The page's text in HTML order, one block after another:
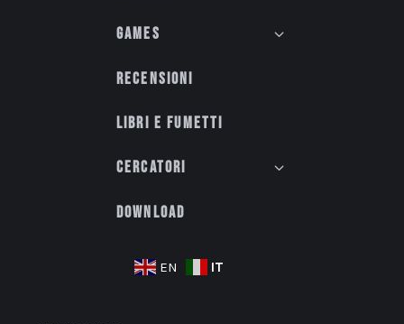
Games
Recensioni
Libri e fumetti
Cercatori
Download
EN IT